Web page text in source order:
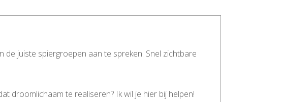
juiste spiergroepen aan te spreken. Snel zichtbare
droomlichaam te realiseren? Ik wil je hier bij helpen!